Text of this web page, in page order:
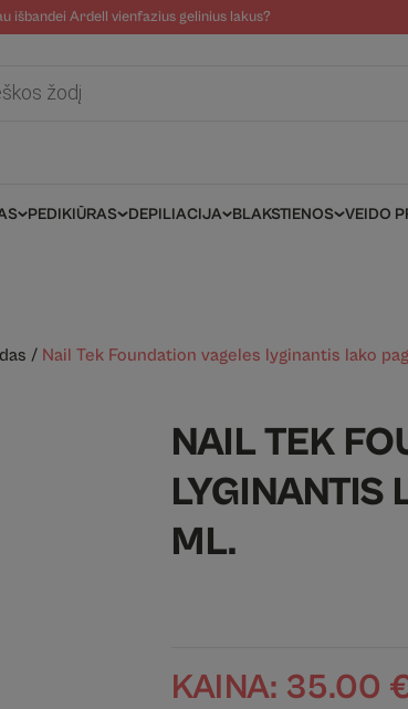
išbandei Ardell vienfazius gelinius lakus?
PEDIKIŪRAS DEPILIACIJA BLAKSTIENOS VEIDO
/ Nail Tek Foundation vageles lyginantis lako
NAIL TEK
LYGINANTIS
ML.
KAINA: 35.00